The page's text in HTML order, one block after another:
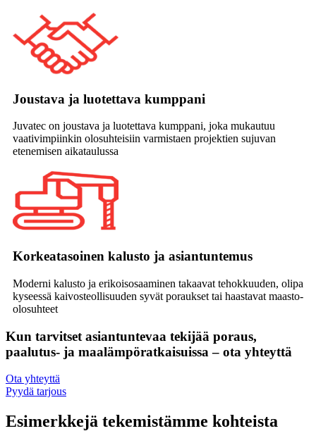
Joustava ja luotettava kumppani
Juvatec on joustava ja luotettava kumppani, joka mukautuu
vaativimpiinkin olosuhteisiin varmistaen projektien sujuvan
etenemisen aikataulussa
Korkeatasoinen kalusto ja asiantuntemus
Moderni kalusto ja erikoisosaaminen takaavat tehokkuuden, olipa
kyseessä kaivosteollisuuden syvät poraukset tai haastavat maasto-
olosuhteet
Kun tarvitset asiantuntevaa tekijää poraus,
paalutus- ja maalämpöratkaisuissa – ota yhteyttä
Ota yhteyttä
Pyydä tarjous
Esimerkkejä tekemistämme kohteista